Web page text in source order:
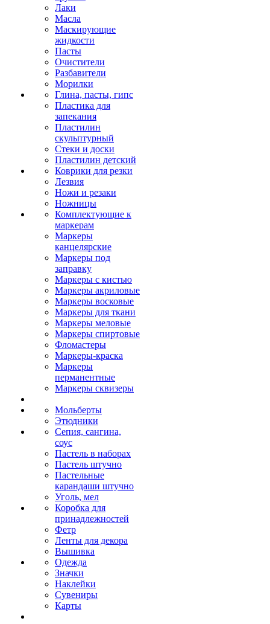
Лаки
Масла
Маскирующие
жидкости
Пасты
Очистители
Разбавители
Морилки
Глина, пасты, гипс
Пластика для
запекания
Пластилин
скульптурный
Стеки и доски
Пластилин детский
Коврики для резки
Лезвия
Ножи и резаки
Ножницы
Комплектующие к
маркерам
Маркеры
канцелярские
Маркеры под
заправку
Маркеры с кистью
Маркеры акриловые
Маркеры восковые
Маркеры для ткани
Маркеры меловые
Маркеры спиртовые
Фломастеры
Маркеры-краска
Маркеры
перманентные
Маркеры сквизеры
Мольберты
Этюдники
Сепия, сангина,
соус
Пастель в наборах
Пастель штучно
Пастельные
карандаши штучно
Уголь, мел
Коробка для
принадлежностей
Фетр
Ленты для декора
Вышивка
Одежда
Значки
Наклейки
Сувениры
Карты